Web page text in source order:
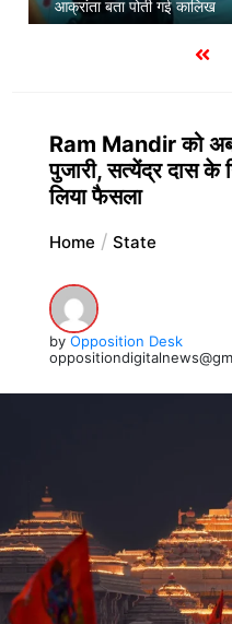
आक्रांता बता पोती गई कालिख
Ram Mandir को अब
पुजारी, सत्येंद्र दास के
लिया फैसला
Home State
by Opposition Desk